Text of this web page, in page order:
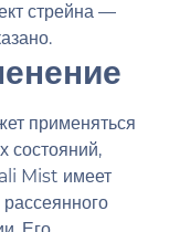
стрейна —
применяться
состояний,
Mist имеет